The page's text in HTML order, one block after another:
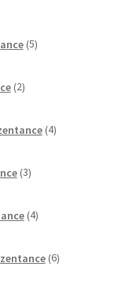
5izdelkov
2izdelka
4izdelki
3izdelki
4izdelki
6izdelkov